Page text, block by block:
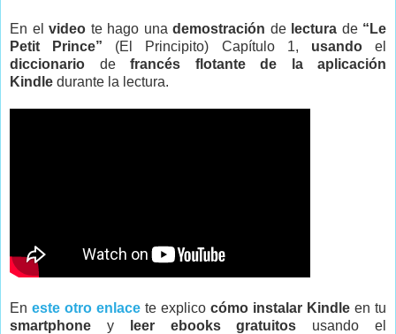
En el video te hago una demostración de lectura de “Le
Petit Prince”
(El Principito) Capítulo 1, usandoel
diccionario de francés flotante de la aplicación
Kindle durante la lectura.
En este otro enlace te explico cómo instalar Kindle en tu
smartphone y leer ebooks gratuitos usando el